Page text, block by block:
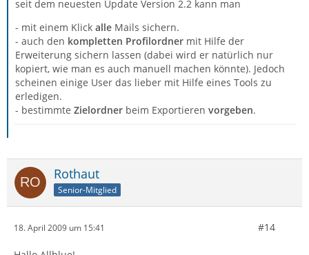
seit dem neuesten Update Version 2.2 kann man
- mit einem Klick alle Mails sichern.
- auch den kompletten Profilordner mit Hilfe der
Erweiterung sichern lassen (dabei wird er natürlich nur
kopiert, wie man es auch manuell machen könnte). Jedoch
scheinen einige User das lieber mit Hilfe eines Tools zu
erledigen.
- bestimmte Zielordner beim Exportieren vorgeben.
Rothaut
Senior-Mitglied
18. April 2009 um 15:41 #14